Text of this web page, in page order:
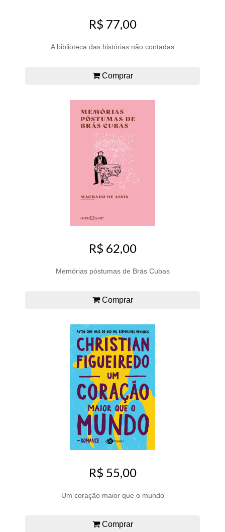
R$ 77,00
A biblioteca das histórias não contadas
Comprar
R$ 62,00
Memórias póstumas de Brás Cubas
Comprar
R$ 55,00
Um coração maior que o mundo
Comprar